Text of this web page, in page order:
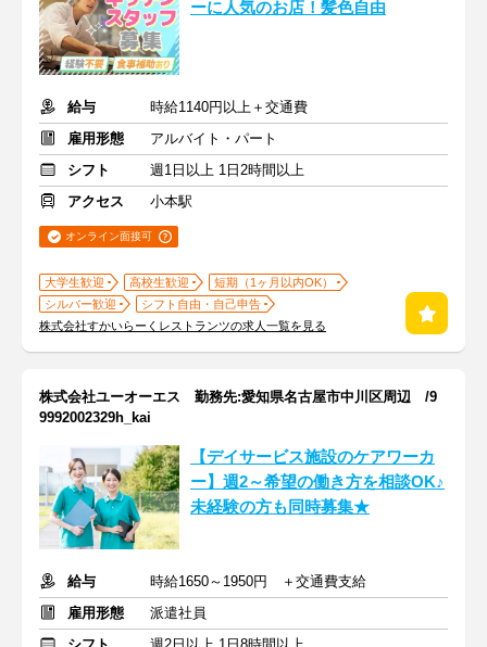
ーに人気のお店！髪色自由
給与
時給1140円以上＋交通費
雇用形態
アルバイト・パート
シフト
週1日以上 1日2時間以上
アクセス
小本駅
オンライン面接可
大学生歓迎 高校生歓迎
短期（1ヶ月以内OK）
シルバー歓迎
シフト自由・自己申告
株式会社すかいらーくレストランツの求人一覧を見る
株式会社ユーオーエス 勤務先:愛知県名古屋市中川区周辺 /9
9992002329h_kai
【デイサービス施設のケアワーカ
ー】週2～希望の働き方を相談OK♪
未経験の方も同時募集★
給与
時給1650～1950円 ＋交通費支給
雇用形態
派遣社員